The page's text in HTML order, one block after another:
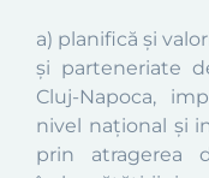
a) planifică și
și parteneriate
Cluj-Napoca,
nivel național și
prin atragerea